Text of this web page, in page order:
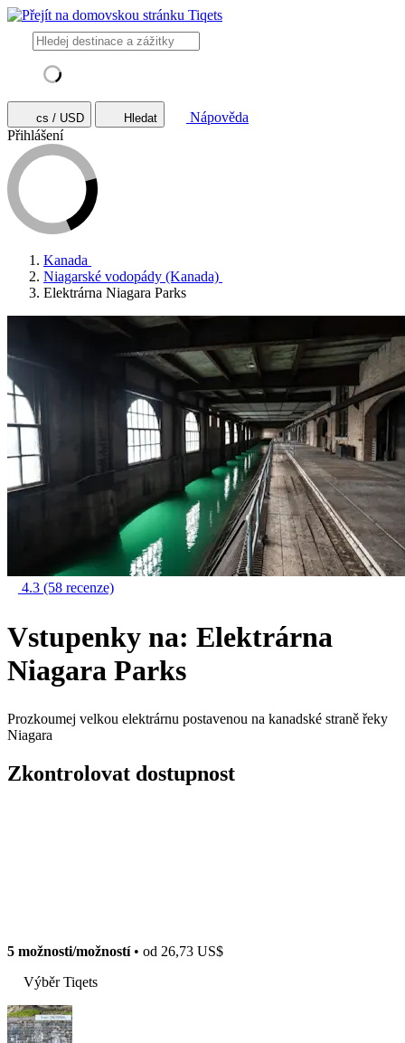
cs / USD Hledat
Nápověda
Přihlášení
Kanada
Niagarské vodopády (Kanada)
Elektrárna Niagara Parks
4.3 (58 recenze)
Vstupenky na: Elektrárna
Niagara Parks
Prozkoumej velkou elektrárnu postavenou na kanadské straně řeky
Niagara
Zkontrolovat dostupnost
5 možnosti/možností• od 26,73 US$
Výběr Tiqets